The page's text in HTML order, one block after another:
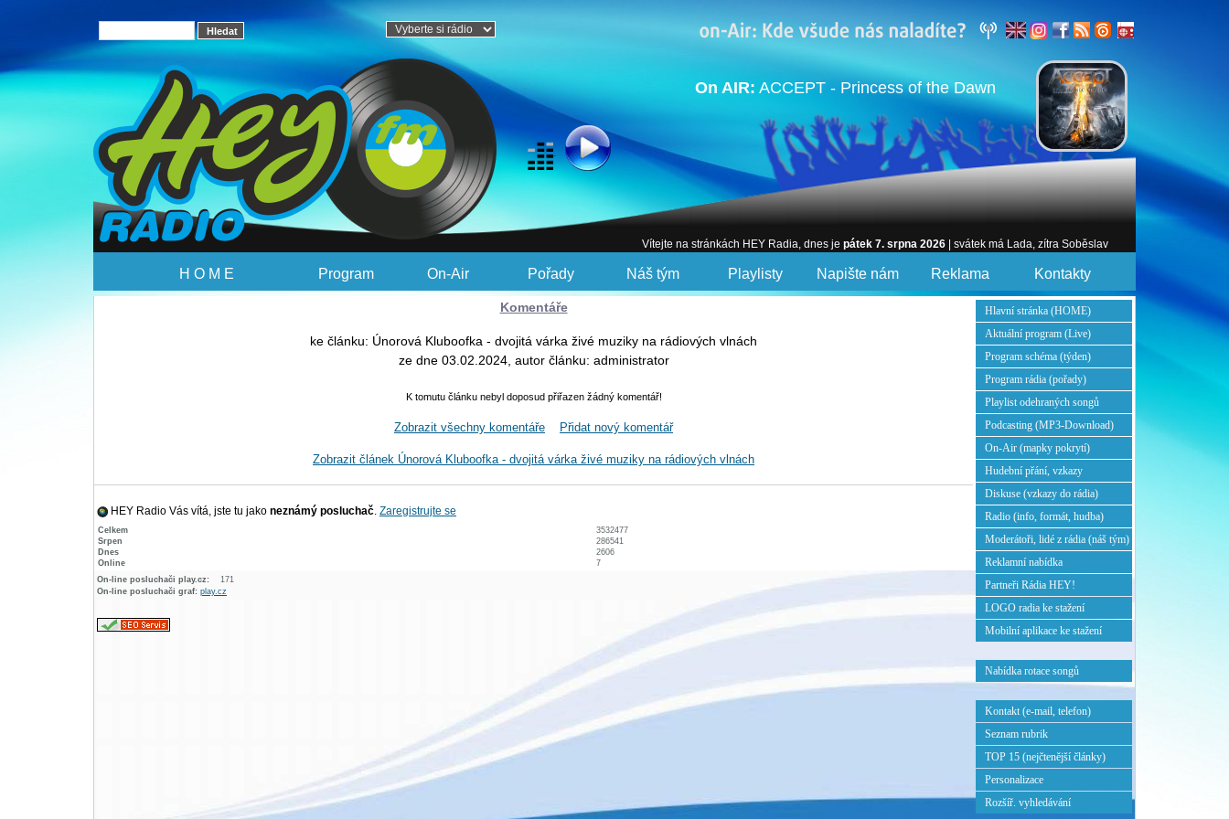
On AIR: ACCEPT - Princess of the Dawn
Vítejte na stránkách HEY Radia, dnes je pátek 7. srpna 2026 | svátek má Lada, zítra Soběslav
H O M E Program On-Air Pořady Náš tým Playlisty Napište nám Reklama Kontakty
Komentáře
ke článku: Únorová Kluboofka - dvojitá várka živé muziky na rádiových vlnách
ze dne 03.02.2024, autor článku: administrator
K tomutu článku nebyl doposud přiřazen žádný komentář!
Zobrazit všechny komentáře Přidat nový komentář
Zobrazit článek Únorová Kluboofka - dvojitá várka živé muziky na rádiových vlnách
HEY Radio Vás vítá, jste tu jako neznámý posluchač. Zaregistrujte se
Celkem
3532477
Srpen
286541
Dnes
2606
Online
7
On-line posluchači play.cz:
171
On-line posluchači graf: play.cz
Hlavní stránka (HOME)
Aktuální program (Live)
Program schéma (týden)
Program rádia (pořady)
Playlist odehraných songů
Podcasting (MP3-Download)
On-Air (mapky pokrytí)
Hudební přání, vzkazy
Diskuse (vzkazy do rádia)
Radio (info, formát, hudba)
Moderátoři, lidé z rádia (náš tým)
Reklamní nabídka
Partneři Rádia HEY!
LOGO radia ke stažení
Mobilní aplikace ke stažení
Nabídka rotace songů
Kontakt (e-mail, telefon)
Seznam rubrik
TOP 15 (nejčtenější články)
Personalizace
Rozšíř. vyhledávání